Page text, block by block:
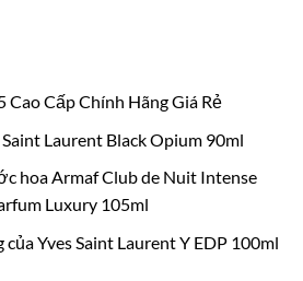
Cao Cấp Chính Hãng Giá Rẻ
Laurent Black Opium 90ml
hoa Armaf Club de Nuit Intense
Luxury 105ml
Yves Saint Laurent Y EDP 100ml